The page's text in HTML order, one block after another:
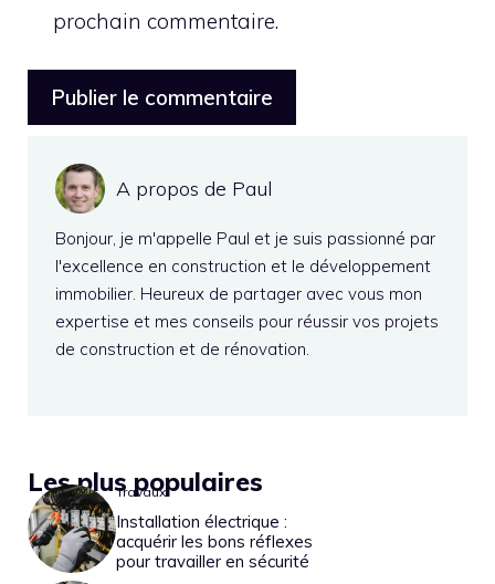
prochain commentaire.
A propos de Paul
Bonjour, je m'appelle Paul et je suis passionné par
l'excellence en construction et le développement
immobilier. Heureux de partager avec vous mon
expertise et mes conseils pour réussir vos projets
de construction et de rénovation.
Les plus populaires
Travaux
Installation électrique :
acquérir les bons réflexes
pour travailler en sécurité